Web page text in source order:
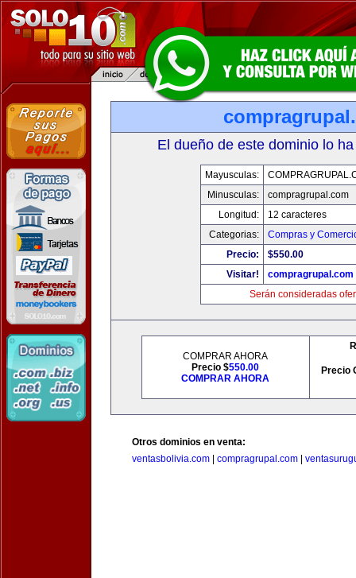
El dueño de este dominio lo
Mayusculas:
Minusculas:
compragrupal.com
Longitud:
12 caracteres
Categorias:
Compras y
Precio:
$550.00
Visitar!
compragrupal.com
Serán consideradas
COMPRAR AHORA
Precio $550.00
COMPRAR AHORA
Precio
Otros dominios en venta:
ventasbolivia.com
compragrupal.com